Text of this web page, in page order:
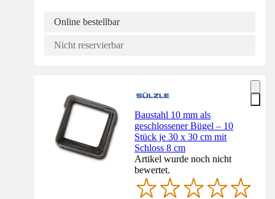
Online bestellbar
Nicht reservierbar
Baustahl 10 mm als
geschlossener Bügel – 10
Stück je 30 x 30 cm mit
Schloss 8 cm
Artikel wurde noch nicht
bewertet.